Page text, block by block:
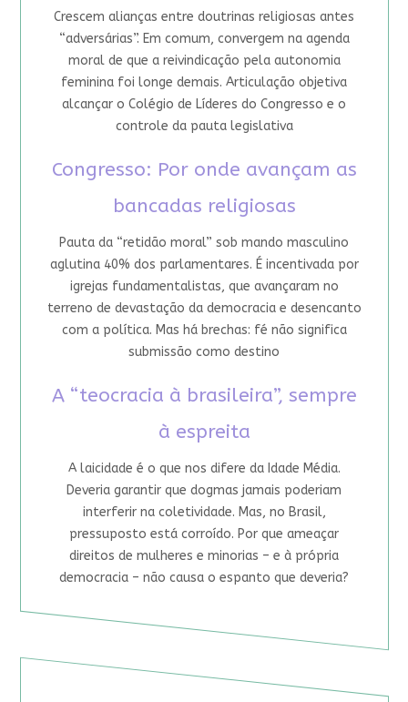
Crescem alianças entre doutrinas religiosas antes
“adversárias”. Em comum, convergem na agenda
moral de que a reivindicação pela autonomia
feminina foi longe demais. Articulação objetiva
alcançar o Colégio de Líderes do Congresso e o
controle da pauta legislativa
Congresso: Por onde avançam as
bancadas religiosas
Pauta da “retidão moral” sob mando masculino
aglutina 40% dos parlamentares. É incentivada por
igrejas fundamentalistas, que avançaram no
terreno de devastação da democracia e desencanto
com a política. Mas há brechas: fé não significa
submissão como destino
A “teocracia à brasileira”, sempre
à espreita
A laicidade é o que nos difere da Idade Média.
Deveria garantir que dogmas jamais poderiam
interferir na coletividade. Mas, no Brasil,
pressuposto está corroído. Por que ameaçar
direitos de mulheres e minorias – e à própria
democracia – não causa o espanto que deveria?